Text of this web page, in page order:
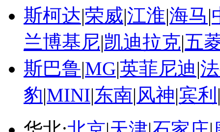
斯柯达|荣威|江淮|海马|
兰博基尼|凯迪拉克|五
斯巴鲁|MG|英菲尼迪|
豹|MINI|东南|风神|宾利